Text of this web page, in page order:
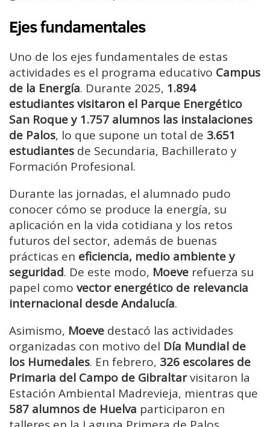
Ejes fundamentales
Uno de los ejes fundamentales de estas
actividades es el programa educativo Campus
de la Energía. Durante 2025, 1.894
estudiantes visitaron el Parque Energético
San Roque y 1.757 alumnos las instalaciones
de Palos, lo que supone un total de 3.651
estudiantes de Secundaria, Bachillerato y
Formación Profesional.
Durante las jornadas, el alumnado pudo
conocer cómo se produce la energía, su
aplicación en la vida cotidiana y los retos
futuros del sector, además de buenas
prácticas en eficiencia, medio ambiente y
seguridad. De este modo, Moeve refuerza su
papel como vector energético de relevancia
internacional desde Andalucía.
Asimismo, Moeve destacó las actividades
organizadas con motivo del Día Mundial de
los Humedales. En febrero, 326 escolares de
Primaria del Campo de Gibraltarvisitaron la
Estación Ambiental Madrevieja, mientras que
587 alumnos de Huelva participaron en